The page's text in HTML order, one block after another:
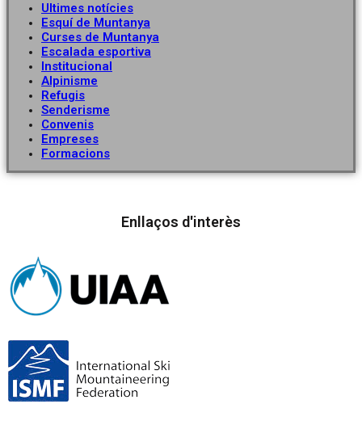
Ultimes notícies
Esquí de Muntanya
Curses de Muntanya
Escalada esportiva
Institucional
Alpinisme
Refugis
Senderisme
Convenis
Empreses
Formacions
Enllaços d'interès